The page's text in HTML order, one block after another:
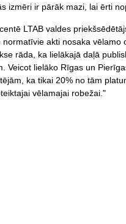
izmēri ir pārāk mazi, lai ērti
LTAB valdes
normatīvie akti nosaka vēlamo
rāda, ka lielākajā daļā
Veicot lielāko Rīgas un
ka tikai 20% no tām
vēlamajai robežai."